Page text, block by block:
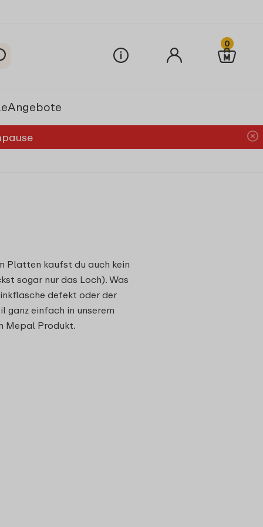
0
Angebote
Platten kaufst du auch kein
sogar nur das Loch). Was
defekt oder der
ganz einfach in unserem
Mepal Produkt.